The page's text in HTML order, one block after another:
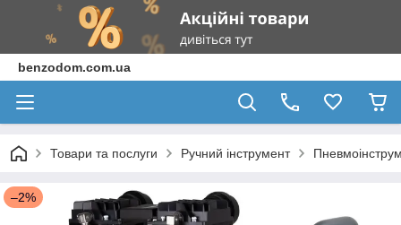
benzodom.com.ua
Товари та послуги Ручний інструмент
–2%